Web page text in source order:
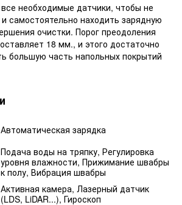
необходимые датчики, чтобы не
самостоятельно находить зарядную
очистки. Порог преодоления
18 мм., и этого достаточно
большую часть напольных покрытий
Автоматическая зарядка
Подача воды на тряпку, Регулировка
уровня влажности, Прижимание швабры
к полу, Вибрация швабры
Активная камера, Лазерный датчик
(LDS, LiDAR...), Гироскоп